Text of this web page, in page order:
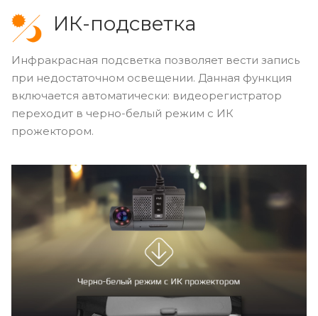
ИК-подсветка
Инфракрасная подсветка позволяет вести запись
при недостаточном освещении. Данная функция
включается автоматически: видеорегистратор
переходит в черно-белый режим с ИК
прожектором.